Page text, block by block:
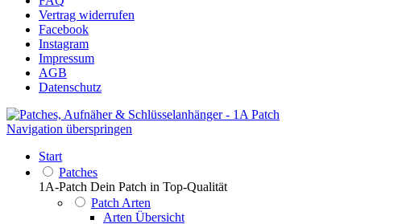
Vertrag widerrufen
Facebook
Instagram
Impressum
AGB
Datenschutz
Navigation überspringen
Start
Patches
1A-Patch Dein Patch in Top-Qualität
Patch Arten
Arten Übersicht